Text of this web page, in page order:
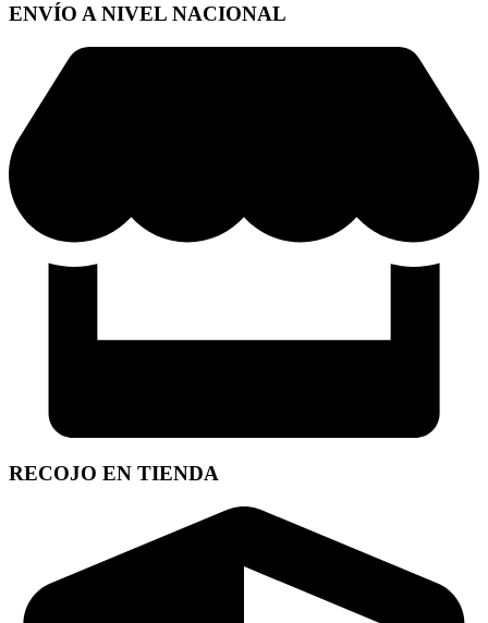
ENVÍO A NIVEL NACIONAL
RECOJO EN TIENDA